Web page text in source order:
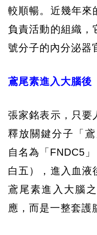
較順暢。近幾年來
負責活動的組織，
號分子的內分泌器
鳶尾素進入大腦
張家銘表示，只要
釋放關鍵分子「
自名為「FNDC5
白五），進入血液
鳶尾素進入大腦
應，而是一整套護